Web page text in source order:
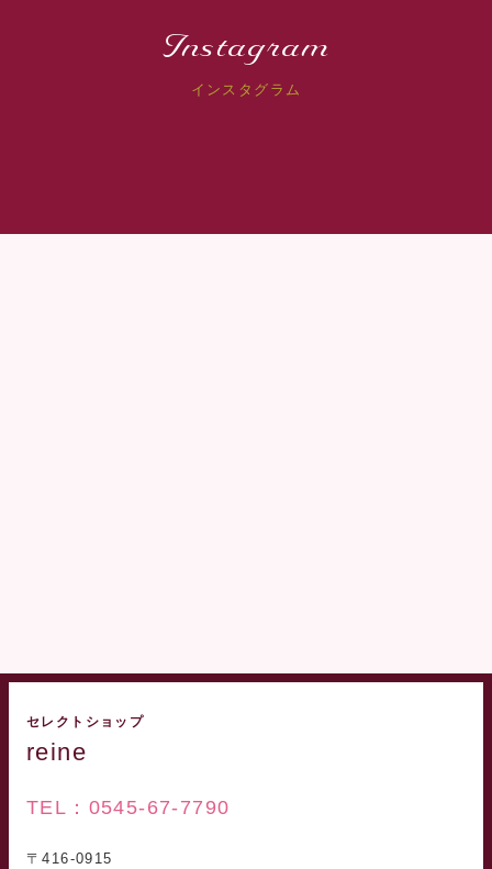
Instagram
インスタグラム
セレクトショップ
reine
TEL：0545-67-7790
〒416-0915